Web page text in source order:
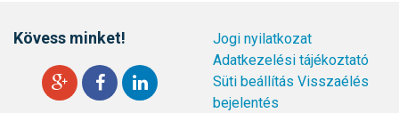
Kövess minket!
Jogi nyilatkozat
Adatkezelési tájékoztató
Süti beállítás Visszaélés
bejelentés